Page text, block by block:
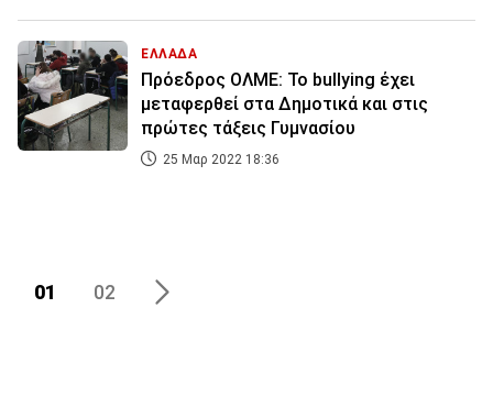
ΕΛΛΑΔΑ
Πρόεδρος ΟΛΜΕ: Το bullying έχει
μεταφερθεί στα Δημοτικά και στις
πρώτες τάξεις Γυμνασίου
25 Μαρ 2022 18:36
01 02